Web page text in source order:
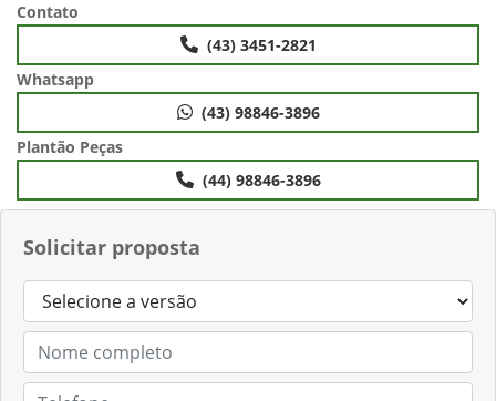
Solicitar proposta
Contato
(43) 3451-2821
Whatsapp
(43) 98846-3896
Plantão Peças
(44) 98846-3896